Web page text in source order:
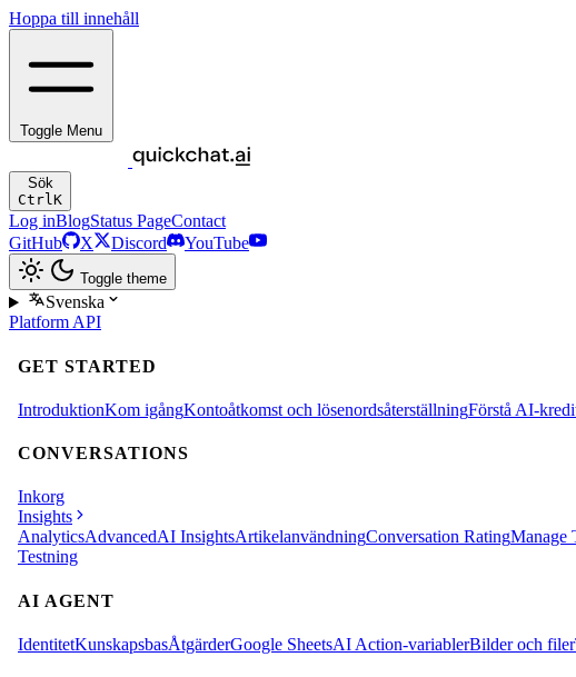
Hoppa till innehåll
Toggle Menu
Sök
CtrlK
Log inBlogStatus PageContact
GitHub
X Discord YouTube
Toggle theme
Svenska
Platform API
GET STARTED
IntroduktionKom igångKontoåtkomst och lösenordsåterställningFörstå AI-
CONVERSATIONS
Inkorg
Insights
AnalyticsAdvancedAI InsightsArtikelanvändningConversation RatingManage
Testning
AI AGENT
IdentitetKunskapsbasÅtgärderGoogle SheetsAI Action-variablerBilder och filer